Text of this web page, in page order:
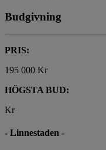
Budgivning
PRIS:
195 000 Kr
HÖGSTA BUD:
Kr
- Linnestaden -